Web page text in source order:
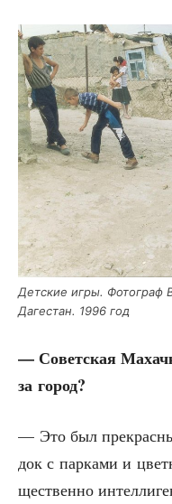
Дет­ские игры. Фото­граф
Даге­стан. 1996 год
— Совет­ская
за город?
— Это был
док с пар­ка­ми и
ще­ствен­но